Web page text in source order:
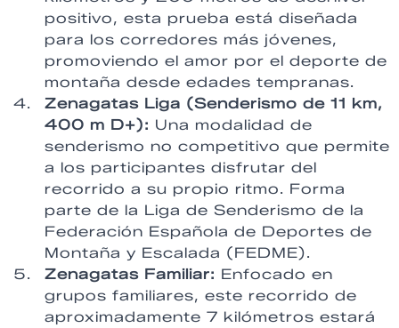
positivo, esta prueba está diseñada
para los corredores más jóvenes,
promoviendo el amor por el deporte de
montaña desde edades tempranas.
Zenagatas Liga (Senderismo de 11 km,
400 m D+): Una modalidad de
senderismo no competitivo que permite
a los participantes disfrutar del
recorrido a su propio ritmo. Forma
parte de la Liga de Senderismo de la
Federación Española de Deportes de
Montaña y Escalada (FEDME).
Zenagatas Familiar: Enfocado en
grupos familiares, este recorrido de
aproximadamente 7 kilómetros estará